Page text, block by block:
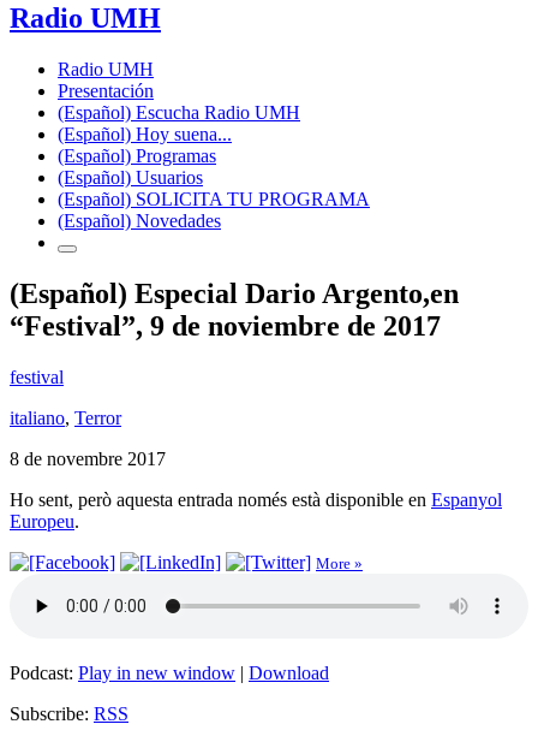
Radio UMH
Radio UMH
Presentación
(Español) Escucha Radio UMH
(Español) Hoy suena...
(Español) Programas
(Español) Usuarios
(Español) SOLICITA TU PROGRAMA
(Español) Novedades
(Español) Especial Dario Argento,en
“Festival”, 9 de noviembre de 2017
festival
italiano, Terror
8 de novembre 2017
Ho sent, però aquesta entrada només està disponible en Espanyol
Europeu.
More »
Podcast: Play in new window | Download
Subscribe: RSS